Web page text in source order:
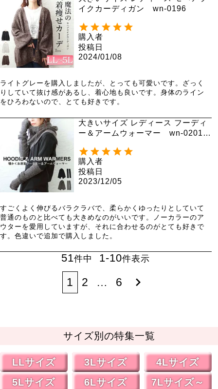
イクカーディガン wn-0196
購入者
投稿日
2024/01/08
ライトグレーを購入しましたが、とっても可愛いです。ざっく
りしていて抜け感があるし、着心地も良いです。身体のライン
をひろわないので、とても好きです。
大きいサイズ レディース フーディ
ー＆アームウォーマー wn-0201
購入者
投稿日
2023/12/05
すごくよく伸びるバラクラバで、柔らかくゆったりとしていて
普通のものと比べても大きめなのがいいです。ノーカラーのア
ウターを愛用していますが、それに合わせるのがとても好きで
す。色違いで追加で購入しました。
51件中 1-10件表示
1 2 … 6
サイズ別の特集一覧
LLサイズ 3Lサイズ
4Lサイズ
5Lサイズ
6Lサイズ 7Lサイズ～